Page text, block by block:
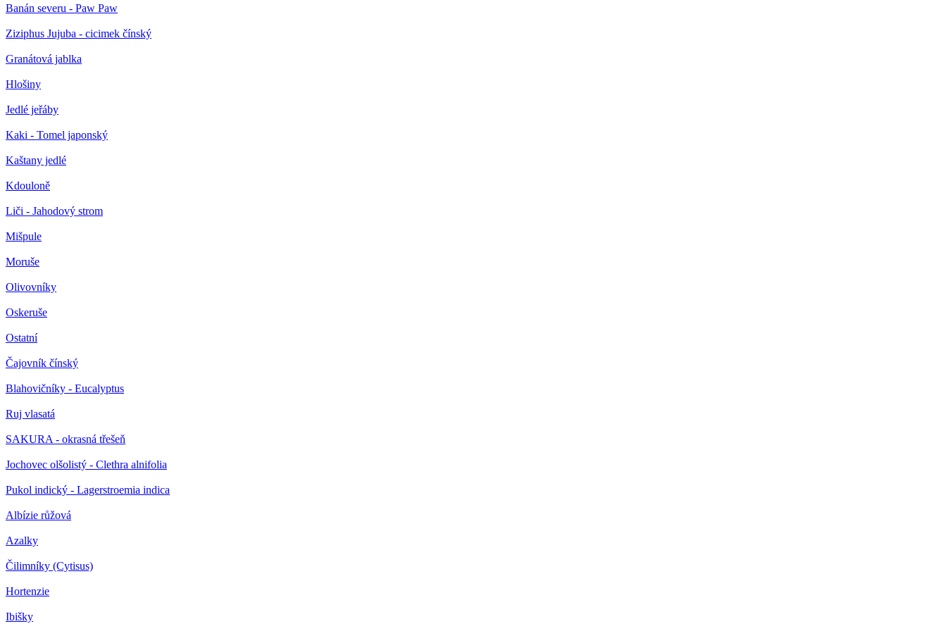
Banán severu - Paw Paw
Ziziphus Jujuba - cicimek čínský
Granátová jablka
Hlošiny
Jedlé jeřáby
Kaki - Tomel japonský
Kaštany jedlé
Kdouloně
Liči - Jahodový strom
Mišpule
Moruše
Olivovníky
Oskeruše
Ostatní
Čajovník čínský
Blahovičníky - Eucalyptus
Ruj vlasatá
SAKURA - okrasná třešeň
Jochovec olšolistý - Clethra alnifolia
Pukol indický - Lagerstroemia indica
Albízie růžová
Azalky
Čilimníky (Cytisus)
Hortenzie
Ibišky